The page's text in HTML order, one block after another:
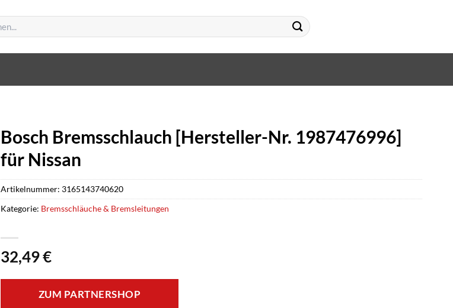
Bosch Bremsschlauch [Hersteller-Nr. 1987476996]
für Nissan
32,49€
ZUM PARTNERSHOP
Artikelnummer: 3165143740620
Kategorie: Bremsschläuche & Bremsleitungen